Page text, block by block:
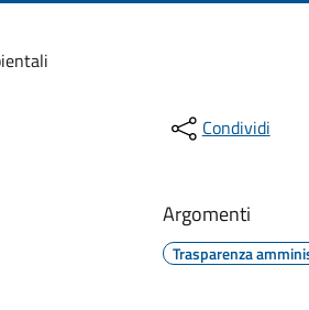
Condividi
Argomenti
Trasparenza